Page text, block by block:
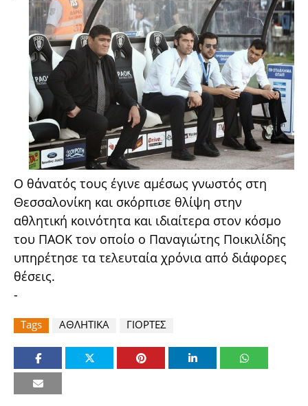
Ο θάνατός τους έγινε αμέσως γνωστός στη
Θεσσαλονίκη και σκόρπισε θλίψη στην
αθλητική κοινότητα και ιδιαίτερα στον κόσμο
του ΠΑΟΚ τον οποίο ο Παναγιώτης Ποικιλίδης
υπηρέτησε τα τελευταία χρόνια από διάφορες
θέσεις.
-
Tags ΑΘΛΗΤΙΚΑ ΓΙΟΡΤΕΣ